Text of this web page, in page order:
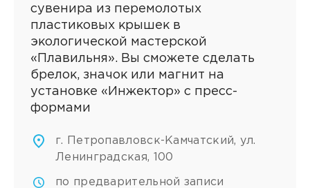
сувенира из перемолотых
пластиковых крышек в
экологической мастерской
«Плавильня». Вы сможете сделать
брелок, значок или магнит на
установке «Инжектор» с пресс-
формами
г. Петропавловск-Камчатский, ул.
Ленинградская, 100
по предварительной записи